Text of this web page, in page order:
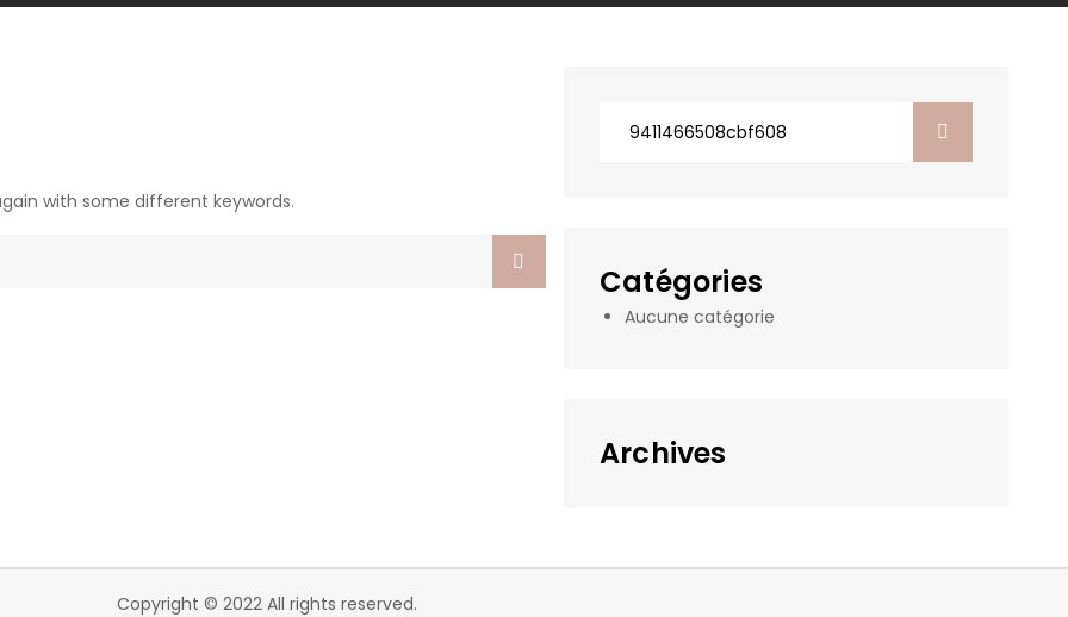
with some different keywords.
Catégories
Aucune catégorie
Archives
Copyright © 2022 All rights reserved.